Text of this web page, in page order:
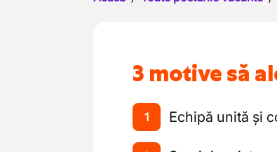
3 motive să
1 Echipă unită și